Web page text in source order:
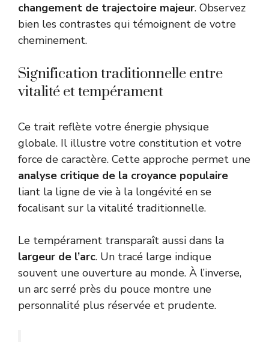
changement de trajectoire majeur. Observez
bien les contrastes qui témoignent de votre
cheminement.
Signification traditionnelle entre
vitalité et tempérament
Ce trait reflète votre énergie physique
globale. Il illustre votre constitution et votre
force de caractère. Cette approche permet une
analyse critique de la croyance populaire
liant la ligne de vie à la longévité en se
focalisant sur la vitalité traditionnelle.
Le tempérament transparaît aussi dans la
largeur de l’arc. Un tracé large indique
souvent une ouverture au monde. À l’inverse,
un arc serré près du pouce montre une
personnalité plus réservée et prudente.